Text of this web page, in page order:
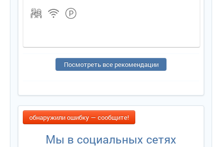
Посмотреть все рекомендации
обнаружили ошибку — сообщите!
Мы в социальных сетях